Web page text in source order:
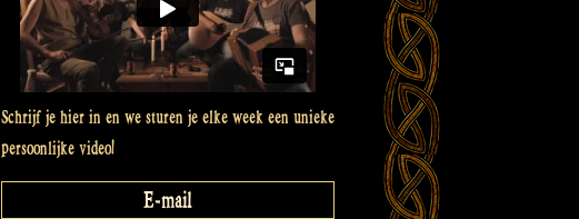
Schrijf je hier in en we sturen je elke week een unieke
persoonlijke video!